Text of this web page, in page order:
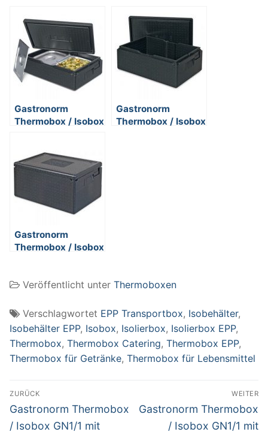
Gastronorm
Thermobox / Isobox
LxBxH
600x400x180 mm
Gastronorm
Thermobox / Isobox
Gastronorm
Thermobox / Isobox
LxBxH
Veröffentlicht unter Thermoboxen
Verschlagwortet EPP Transportbox, Isobehälter,
Isobehälter EPP, Isobox, Isolierbox, Isolierbox EPP,
Thermobox, Thermobox Catering, Thermobox EPP,
Thermobox für Getränke, Thermobox für Lebensmittel
Beitragsnavigation
ZURÜCK
Vorheriger
Beitrag:
Gastronorm Thermobox
/ Isobox GN1/1 mit
WEITER
Nächster
Beitrag:
Gastronorm Thermobox
/ Isobox GN1/1 mit